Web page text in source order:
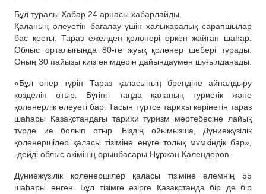
Бұл туралы Хабар 24 арнасы хабарлайды.
Қаланың әлеуетін бағалау үшін халықаралық сарапшылар
бас қосты. Тараз ежелден қолөнері өркен жайған шаһар.
Облыс орталығында 80-ге жуық қолөнер шебері тұрады.
Оның 30 пайызы киіз өнімдерін дайындаумен шұғылданады.
«Бұл өнер түрін Тараз қаласының брендіне айналдыру
көзделіп отыр. Бүгінгі таңда қаланың туристік және
қолөнерлік әлеуеті бар. Тасын түртсе тарихы көрінетін тараз
шаһары Қазақстандағы тарихи туризм мәртебесіне лайық
түрде ие болып отыр. Біздің ойымызша, Дүниежүзілік
қолөнершілер қаласы тізіміне енуге толық мүмкіндік бар»,
-дейді облыс әкімінің орынбасары Нұржан Қалендеров.
Дүниежүзілік қолөнершілер қаласы тізіміне әлемнің 55
шаһары енген. Бұл тізімге әзірге Қазақстанда бір де бір